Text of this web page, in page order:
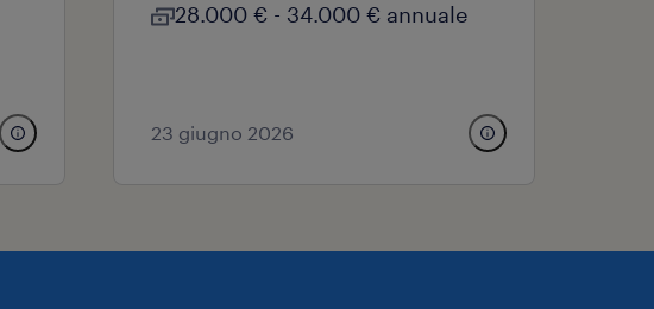
28.000 € - 34.000 € annuale
23 giugno 2026